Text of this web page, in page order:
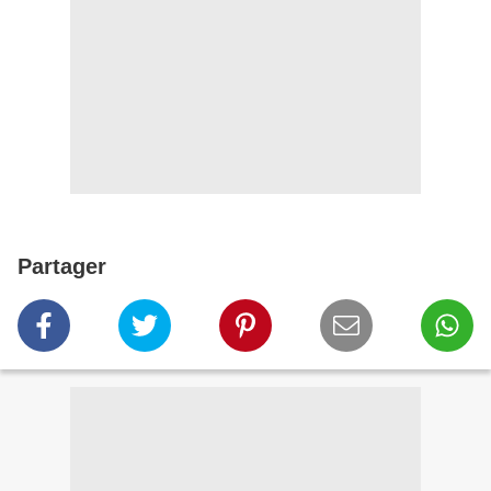
Partager